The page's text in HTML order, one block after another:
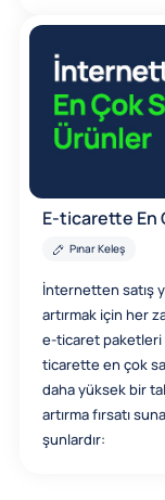
E-ticarette En
Pınar Keleş
İnternetten satış
artırmak için her
e-ticaret paketleri
ticarette en çok
daha yüksek bir
artırma fırsatı
şunlardır: